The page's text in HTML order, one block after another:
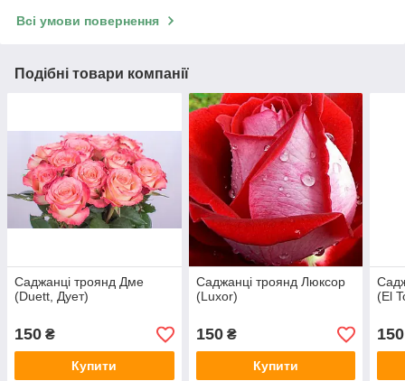
Всі умови повернення
Подібні товари компанії
Саджанці троянд Дме
(Duett, Дует)
150 ₴
Купити
Саджанці троянд Люксор
(Luxor)
150₴
Купити
(El
150